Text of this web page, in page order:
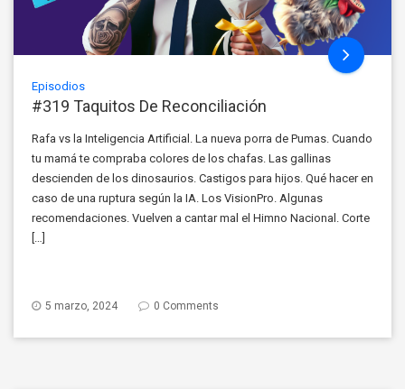
Episodios
#319 Taquitos De Reconciliación
Rafa vs la Inteligencia Artificial. La nueva porra de Pumas. Cuando
tu mamá te compraba colores de los chafas. Las gallinas
descienden de los dinosaurios. Castigos para hijos. Qué hacer en
caso de una ruptura según la IA. Los VisionPro. Algunas
recomendaciones. Vuelven a cantar mal el Himno Nacional. Corte
[…]
5 marzo, 2024 0 Comments